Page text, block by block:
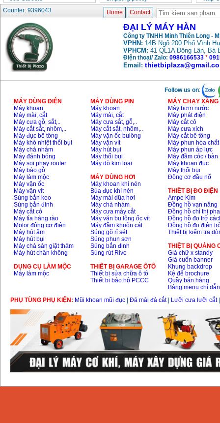
Counter: 9396043
Home Contact
ĐẠI LÝ MÁY HÀN
Công ty TNHH Minh Thiên Long -
VPHN: 14B Ngõ 200 Phố Vĩnh
VPHCM: 41 QL1A Đông Lân, Bà
Điện thoại/ Zalo: 0986166533 *
Email:
Follow us on:
MÁY DÙNG ĐIỆN
Máy khoan
Máy mài, cắt
Máy cưa gỗ, sắt,..
Máy cắt sắt, nhôm,..
Máy đục bê tông
Máy khò nhiệt thổi bụi
Máy chà nhám
Máy đánh bóng
Máy soi phay router
Máy bào gỗ
Máy làm mộc
Máy vặn ốc
Máy vặn vít
Súng bắn keo
Súng bắn đinh
Máy cắt cỏ
Máy tỉa hàng rào
Motor động cơ điện
Máy hút ẩm
Máy hút bụi
Máy chà sàn giặt thảm
Máy hút chân không
DỤNG CỤ LÀM MỘC
Máy làm mộc
MÁY DÙNG PIN
Máy khoan
Máy mài, cắt
Máy cưa sắt, gỗ,..
Máy cắt sắt, nhôm,..
Máy vặn ốc bulông
Máy vặn vít
Máy hút bụi
Máy thổi bụi
Máy dò kim loại
MÁY DÙNG HƠI
Máy khoan khí nén
Búa đục khí nén
Máy mài dũa hơi
Máy chà nhám
Máy cưa máy cắt
Máy vặn bu lông ốc vít
Máy đầm khuôn cát
Súng gõ rỉ sét
Súng phun sơn
Súng bắn đinh
Súng rút Rive
THIÊT BỊ GARAGE ÔTÔ
Thiết bị sửa chữa ô tô
Thiết bị bảo hộ PCCC
MÁY CHẠY
Máy bơm nước
Máy phát điện
Máy cắt cỏ
Máy cưa xích
Máy cắt bê tông
Máy phun hóa chất
Máy phun áp lực
Máy đầm cóc / bàn
Máy khoan đục
Máy thổi bụi
Động cơ đầu nổ
THIÊT BỊ ĐO ĐIỆN
Ampe Kìm
Đồng hồ vạn năng
Đồng hồ chỉ thị pha
Đồng hồ đo trở
Đồng hồ đo điện
Thiết bị kiểm tra
THIỆT BỊ QUẢNG
Giá chữ x standy
Giá cuốn banner
Khung backdrop
Kệ để brochure
Quầy bán hàng
Bảng menu chỉ dẫn
PHỤ TÙNG PHỤ KIỆN: Mũi khoan mũi đục Đá mài đá cắt| Lưỡi cưa lưỡi cắt